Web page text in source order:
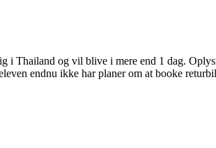
Thailand og vil blive i mere end 1 dag.
endnu ikke har planer om at booke